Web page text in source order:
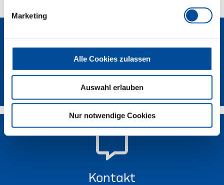
Marketing
Alle Cookies zulassen
Auswahl erlauben
Nur notwendige Cookies
Newsletter
Kontakt